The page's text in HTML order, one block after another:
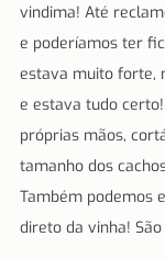
vindima! Até
e poderíamos ter
estava muito forte,
e estava tudo
próprias mãos,
tamanho dos
Também podemos
direto da vinha!